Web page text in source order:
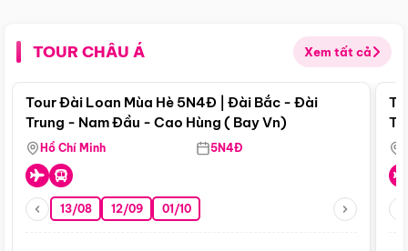
TOUR CHÂU Á Xem tất cả
Điểm nổi bật
Tour Đài Loan Mùa Hè 5N4Đ | Đài Bắc - Đài
Trung - Nam Đầu - Cao Hùng ( Bay Vn)
Hồ Chí Minh 5N4Đ
13/08 12/09 01/10